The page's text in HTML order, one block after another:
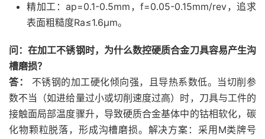
精加工：ap=0.1-0.5mm，f=0.05-0.15mm/rev，追求
表面粗糙度Ra≤1.6μm。
问：在加工不锈钢时，为什么数控硬质合金刀具容易产生沟
槽磨损？
答：
不锈钢的加工硬化倾向强，且导热系数低。当切削参
数不当（如进给量过小或切削速度过高）时，刀具与工件的
接触面局部温度骤升，导致硬质合金基体中的钴相软化，碳
化物颗粒脱落，形成沟槽磨损。解决方案：采用M类牌号